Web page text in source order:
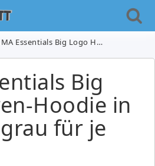
Big Logo Herren-Hoodie in gelb oder grau für je 19,95€
Big
Hoodie in
für je